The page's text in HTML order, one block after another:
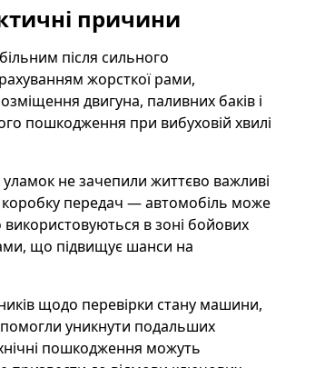
причини
після сильного
жорсткої рами,
двигуна, паливних баків і
пошкодження при вибуховій хвилі
не зачепили життєво важливі
передач — автомобіль може
в зоні бойових
що підвищує шанси на
щодо перевірки стану машини,
уникнути подальших
пошкодження можуть